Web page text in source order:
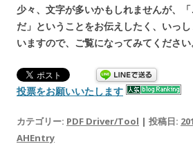
少々、文字が多いかもしれませんが、
だ」ということをお伝えしたく、いっ
いますので、ご覧になってみてください
投票をお願いいたします
カテゴリー: PDF Driver/Tool | 投稿日:
AHEntry